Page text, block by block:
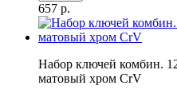
657 р.
Набор ключей комбин.
матовый хром CrV